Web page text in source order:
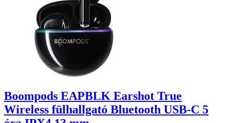
Boompods EAPBLK Earshot True
Wireless fülhallgató Bluetooth USB-C 5